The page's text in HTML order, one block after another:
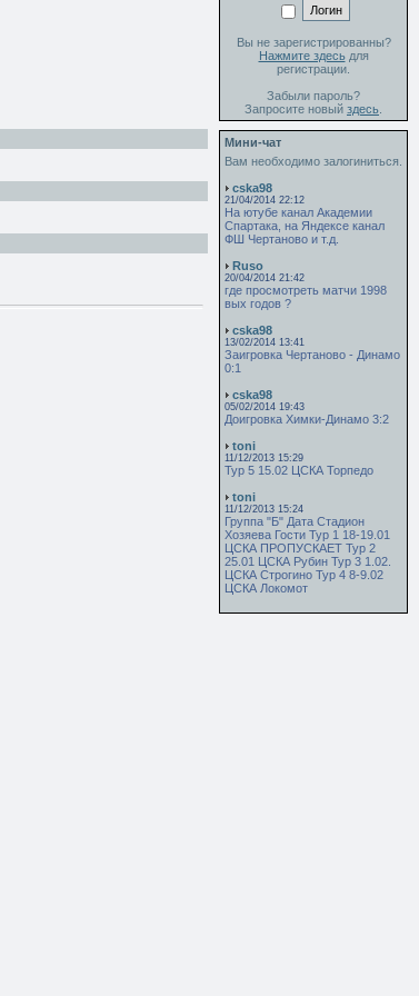
Вы не зарегистрированны?
Нажмите здесьдля
регистрации.
Забыли пароль?
Запросите новый здесь
Мини-чат
Вам необходимо залогиниться.
cska98
21/04/2014 22:12
На ютубе канал Академии
Спартака, на Яндексе канал
ФШ Чертаново и т.д.
Ruso
20/04/2014 21:42
где просмотреть матчи 1998
вых годов ?
cska98
13/02/2014 13:41
Заигровка Чертаново - Динамо
0:1
cska98
05/02/2014 19:43
Доигровка Химки-Динамо 3:2
toni
11/12/2013 15:29
Тур 5 15.02 ЦСКА Торпедо
toni
11/12/2013 15:24
Группа "Б" Дата Стадион
Хозяева Гости Тур 1 18-19.01
ЦСКА ПРОПУСКАЕТ Тур 2
25.01 ЦСКА Рубин Тур 3 1.02.
ЦСКА Строгино Тур 4 8-9.02
ЦСКА Локомот